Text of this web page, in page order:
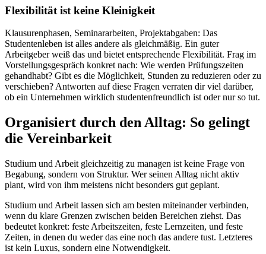
Flexibilität ist keine Kleinigkeit
Klausurenphasen, Seminararbeiten, Projektabgaben: Das
Studentenleben ist alles andere als gleichmäßig. Ein guter
Arbeitgeber weiß das und bietet entsprechende Flexibilität. Frag im
Vorstellungsgespräch konkret nach: Wie werden Prüfungszeiten
gehandhabt? Gibt es die Möglichkeit, Stunden zu reduzieren oder zu
verschieben? Antworten auf diese Fragen verraten dir viel darüber,
ob ein Unternehmen wirklich studentenfreundlich ist oder nur so tut.
Organisiert durch den Alltag: So gelingt
die Vereinbarkeit
Studium und Arbeit gleichzeitig zu managen ist keine Frage von
Begabung, sondern von Struktur. Wer seinen Alltag nicht aktiv
plant, wird von ihm meistens nicht besonders gut geplant.
Studium und Arbeit lassen sich am besten miteinander verbinden,
wenn du klare Grenzen zwischen beiden Bereichen ziehst. Das
bedeutet konkret: feste Arbeitszeiten, feste Lernzeiten, und feste
Zeiten, in denen du weder das eine noch das andere tust. Letzteres
ist kein Luxus, sondern eine Notwendigkeit.